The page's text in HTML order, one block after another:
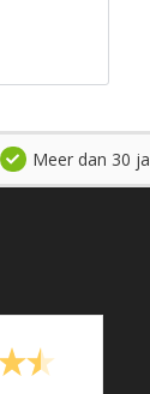
Meer dan 30